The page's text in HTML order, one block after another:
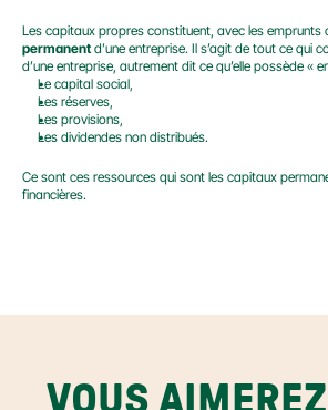
Les capitaux propres constituent, avec les emprunts
permanent d’une entreprise. Il s’agit de tout ce qui
d’une entreprise, autrement dit ce qu’elle possède «
Le capital social,
Les réserves,
Les provisions,
Les dividendes non distribués.
Ce sont ces ressources qui sont les capitaux
financières.